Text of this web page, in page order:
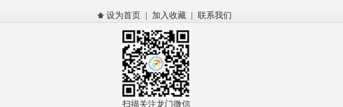
设为首页 加入收藏 联系我们
扫描关注龙门微信